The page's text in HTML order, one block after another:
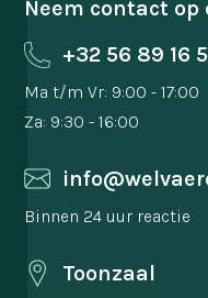
Neem contact
+32 56 89 16
Ma t/m Vr: 9:00 - 17:00
Za: 9:30 - 16:00
Binnen 24 uur reactie
Toonzaal